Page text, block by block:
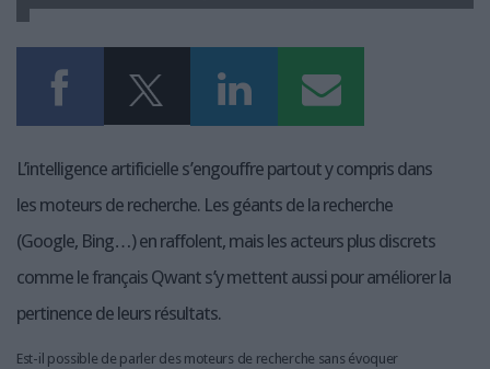
L’intelligence artificielle s’engouffre partout y compris dans
les moteurs de recherche. Les géants de la recherche
(Google, Bing…) en raffolent, mais les acteurs plus discrets
comme le français Qwant s’y mettent aussi pour améliorer la
pertinence de leurs résultats.
Est-il possible de parler des moteurs de recherche sans évoquer